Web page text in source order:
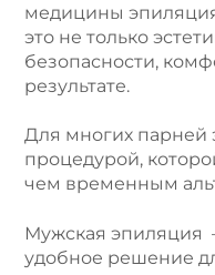
медицины
это не только
безопасности,
результате.
Для многих парней
процедурой,
чем временным
Мужская эпиляция
удобное решение